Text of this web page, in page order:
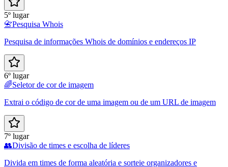
5º lugar
📇Pesquisa Whois
Pesquisa de informações Whois de domínios e endereços IP
6º lugar
🌈Seletor de cor de imagem
Extrai o código de cor de uma imagem ou de um URL de imagem
7º lugar
👥Divisão de times e escolha de líderes
Divida em times de forma aleatória e sorteie organizadores e